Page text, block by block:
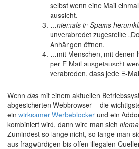
selbst wenn eine Mail
aussieht.
…niemals in Spams
unverabredet zugestellte
Anhängen öffnen.
…mit Menschen, mit denen
per E-Mail ausgetauscht
verabreden, dass jede E-
Wenn das mit einem aktuellen
abgesicherten Webbrowser – die
ein wirksamer Werbeblocker und ein
kombiniert wird, dann wird man sich
Zumindest so lange nicht, so lange man
aus fragwürdigen bis offen illegalen